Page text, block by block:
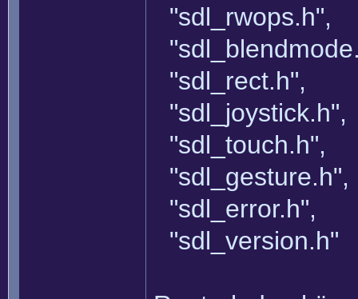
"sdl_rwops.h",
"sdl_rect.h",
"sdl_joystick.h",
"sdl_touch.h",
"sdl_gesture.h",
"sdl_error.h",
"sdl_version.h"